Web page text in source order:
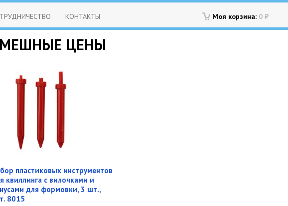
Моя корзина: 0 ₽
КОНТАКТЫ
ЦЕНЫ
пластиковых инструментов
квиллинга с вилочками и
для формовки, 3 шт.,
8015